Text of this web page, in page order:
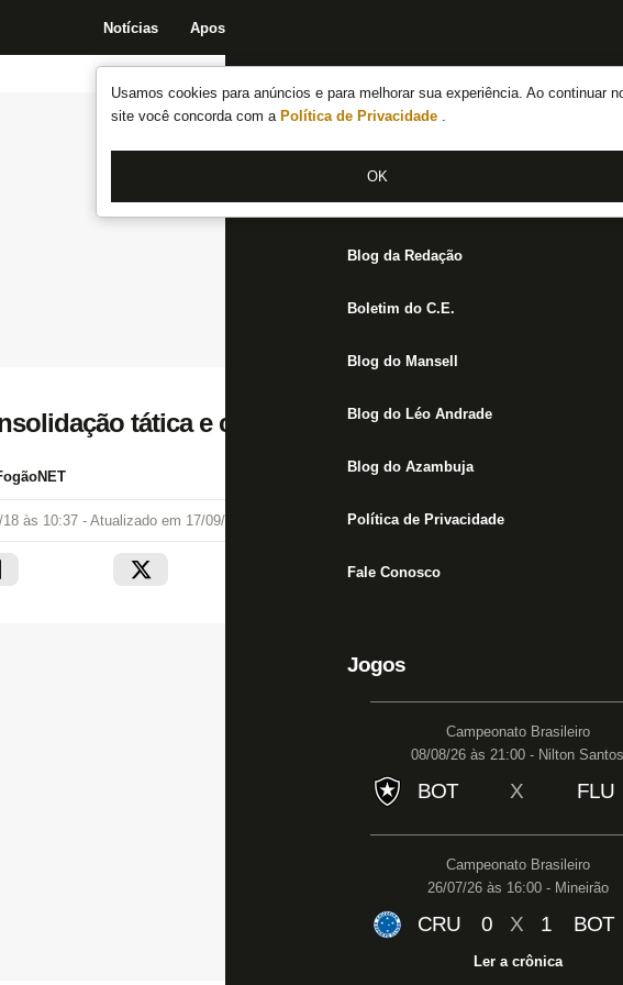
Usamos cookies para anúncios e para melhorar sua experiência. Ao continuar
site você concorda com a Política de Privacidade .
OK
Notícias Apostas
Notícias do Botafogo
Fórum
Jogos
Blog da Redação
Boletim do C.E.
Blog do Mansell
Blog do Léo Andrade
Blog do Azambuja
Política de Privacidade
Fale Conosco
Jogos
Campeonato Brasileiro
08/08/26 às 21:00 - Nilton Santos
BOT X FLU
Campeonato Brasileiro
26/07/26 às 16:00 - Mineirão
CRU 0 X 1 BOT
Ler a crônica
tática e confiança: falta o ataque do
18 às 10:37 - Atualizado em 17/09/18 às 15:17